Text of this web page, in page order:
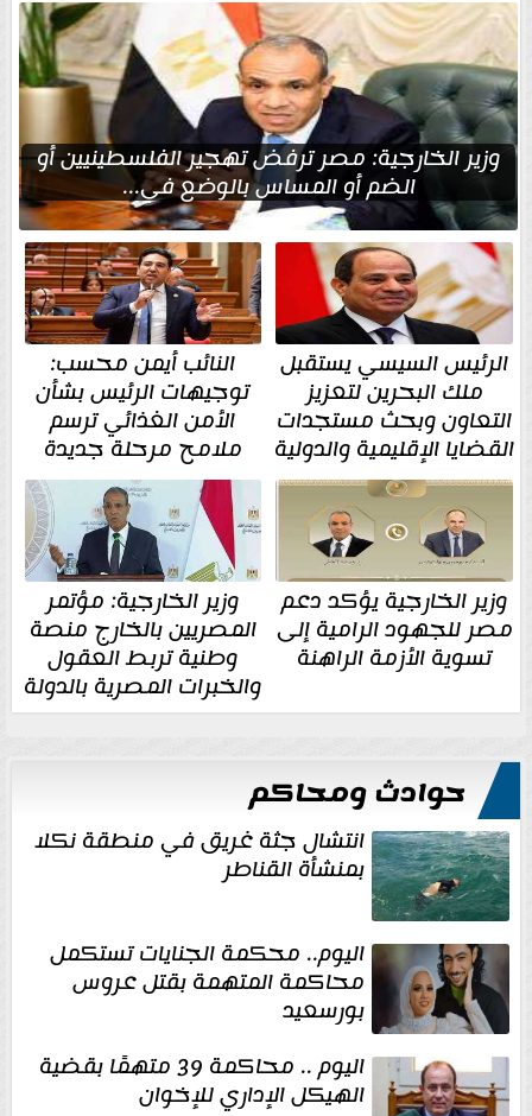
وزير الخارجية: مصر ترفض تهجير الفلسطينيين أو
الضم أو المساس بالوضع في...
الرئيس السيسي يستقبل
ملك البحرين لتعزيز
التعاون وبحث مستجدات
القضايا الإقليمية والدولية
النائب أيمن محسب:
توجيهات الرئيس بشأن
الأمن الغذائي ترسم
ملامح مرحلة جديدة
وزير الخارجية يؤكد دعم
مصر للجهود الرامية إلى
تسوية الأزمة الراهنة
وزير الخارجية: مؤتمر
المصريين بالخارج منصة
وطنية تربط العقول
والخبرات المصرية بالدولة
حوادث ومحاكم
انتشال جثة غريق في منطقة نكلا
بمنشأة القناطر
اليوم.. محكمة الجنايات تستكمل
محاكمة المتهمة بقتل عروس
بورسعيد
اليوم .. محاكمة 39 متهمًا بقضية
الهيكل الإداري للإخوان